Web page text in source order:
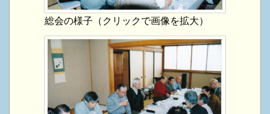
総会の様子（クリックで画像を拡大）